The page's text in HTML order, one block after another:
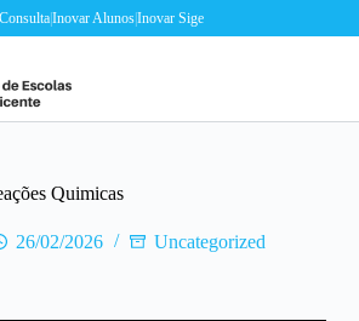
|Inovar Alunos|Inovar Sige
Quimicas
26/02/2026 Uncategorized